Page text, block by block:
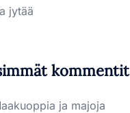
jytää
kommentit
ja majoja